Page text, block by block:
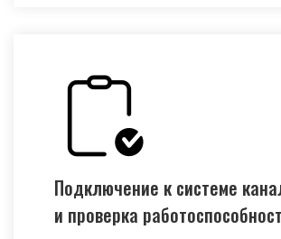
Подключение к системе
и проверка